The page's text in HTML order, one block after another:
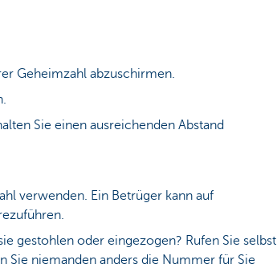
Geheimzahl abzuschirmen.
Sie einen ausreichenden Abstand
verwenden. Ein Betrüger kann auf
gestohlen oder eingezogen? Rufen Sie selbst
Sie niemanden anders die Nummer für Sie